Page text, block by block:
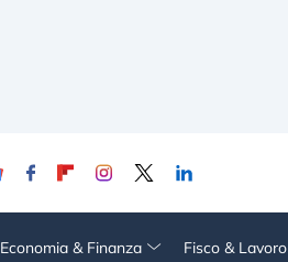
Economia & Finanza Fisco & Lavoro